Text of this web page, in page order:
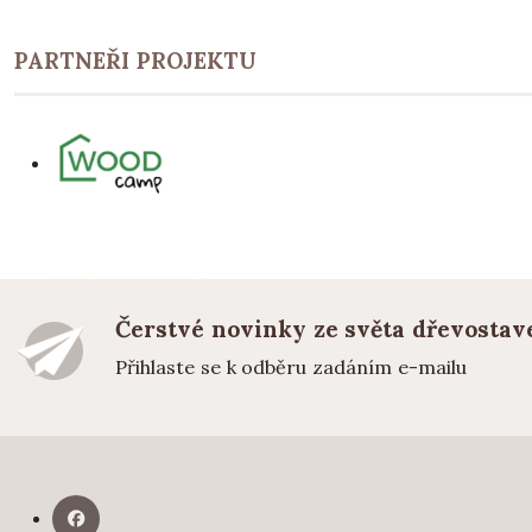
PARTNEŘI PROJEKTU
Čerstvé novinky ze světa
Přihlaste se k odběru zadáním e-mailu